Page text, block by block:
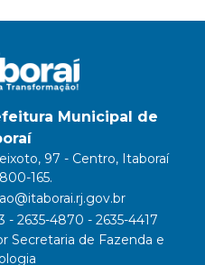
Municipal de
97 - Centro, Itaboraí
165.
- 2635-4870 - 2635-4417
Secretaria de Fazenda e